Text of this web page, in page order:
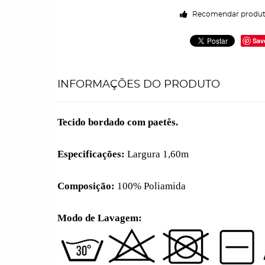
Recomendar
INFORMAÇÕES DO PRODUTO
Tecido bordado com paetês.
Especificações: Largura 1,60m
Composição: 100% Poliamida
Modo de Lavagem: